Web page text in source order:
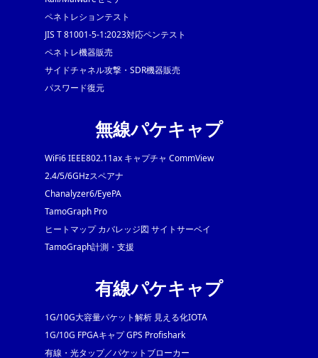
ペネトレションテスト
JIS T 81001-5-1:2023対応ペンテスト
ペネトレ機器販売
サイドチャネル攻撃・SDR機器販売
パスワード復元
無線パケキャプ
WiFi6 IEEE802.11ax キャプチャ CommView
2.4/5/6GHzスペアナ
Chanalyzer6/EyePA
TamoGraph Pro
ヒートマップ カバレッジ図 サイトサーベイ
TamoGraph計測・支援
有線パケキャプ
1G/10G大容量パケット解析 見える化IOTA
1G/10G FPGAキャプ GPS Profishark
有線・光タップ／パケットブローカー